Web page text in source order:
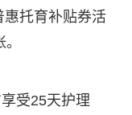
托育补贴券活
受25天护理